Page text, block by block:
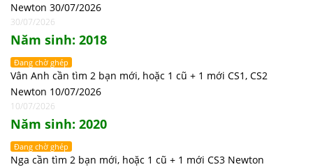
Newton 30/07/2026
30/07/2026
Năm sinh: 2018
Đang chờ ghép
Vân Anh cần tìm 2 bạn mới, hoặc 1 cũ + 1 mới CS1, CS2
Newton 10/07/2026
10/07/2026
Năm sinh: 2020
Đang chờ ghép
Nga cần tìm 2 bạn mới, hoặc 1 cũ + 1 mới CS3 Newton